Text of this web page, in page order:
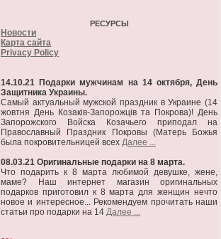
РЕСУРСЫ
Новости
Карта сайта
Privacy Policy
14.10.21 Подарки мужчинам на 14 октября, День
Защитника Украины.
Самый актуальный мужской праздник в Украине (14
жовтня День Козаків-Запорожців та Покрова)! День
Запорожского Войска Козачьего приподал на
Православный Праздник Покровы (Матерь Божья
была покровительницей всех Далее ...
08.03.21 Оригинальные подарки на 8 марта.
Что подарить к 8 марта любимой девушке, жене,
маме? Наш интернет магазин оригинальных
подарков приготовил к 8 марта для женщин нечто
новое и интересное... Рекомендуем прочитать наши
статьи про подарки на 14 Далее ...